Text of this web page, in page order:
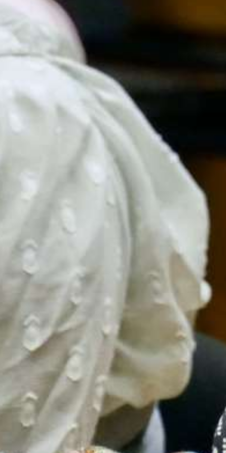
MÉCÉNAT ET DONS
raccourci_soutien_titre
raccourci_soutien_sous_titre